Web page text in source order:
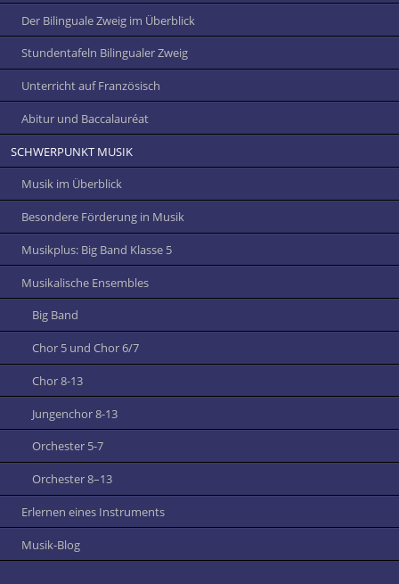
Der Bilinguale Zweig im Überblick
Stundentafeln Bilingualer Zweig
Unterricht auf Französisch
Abitur und Baccalauréat
SCHWERPUNKT MUSIK
Musik im Überblick
Besondere Förderung in Musik
Musikplus: Big Band Klasse 5
Musikalische Ensembles
Big Band
Chor 5 und Chor 6/7
Chor 8-13
Jungenchor 8-13
Orchester 5-7
Orchester 8–13
Erlernen eines Instruments
Musik-Blog